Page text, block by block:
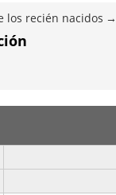
los recién nacidos